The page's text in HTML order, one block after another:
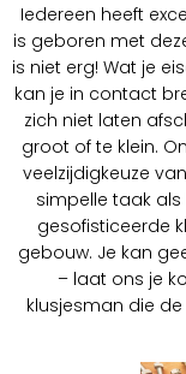
Iedereen heeft
is geboren met
is niet erg! Wat je
kan je in contact
zich niet laten
groot of te klein.
veelzijdigkeuze
simpelle taak
gesofisticeerde
gebouw. Je kan
– laat ons je
klusjesman die